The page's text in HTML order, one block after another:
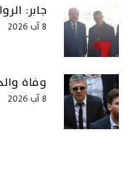
جابر:
8 آب 2026
وفاة والد
8 آب 2026